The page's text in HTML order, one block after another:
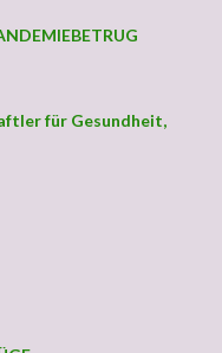
für Gesundheit,